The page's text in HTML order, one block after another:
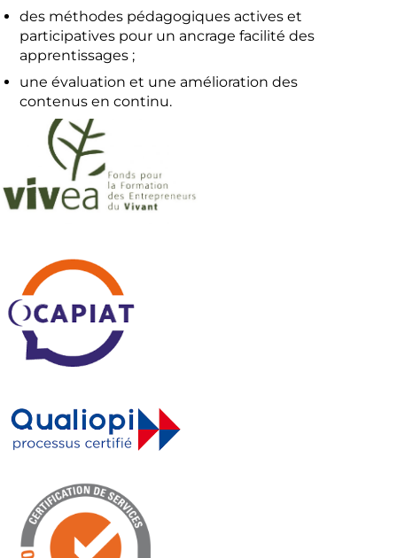
des méthodes pédagogiques actives et
participatives pour un ancrage facilité des
apprentissages ;
une évaluation et une amélioration des
contenus en continu.